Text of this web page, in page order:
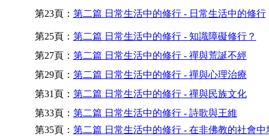
第23頁： 第二篇 日常生活中的修行 - 日常生活中的修行
第25頁： 第二篇 日常生活中的修行 - 知識障礙修行？
第27頁： 第二篇 日常生活中的修行 - 禪與荒誕不經
第29頁： 第二篇 日常生活中的修行 - 禪與心理治療
第31頁： 第二篇 日常生活中的修行 - 禪與民族文化
第33頁： 第二篇 日常生活中的修行 - 詩歌與王維
第35頁： 第二篇 日常生活中的修行 - 在非佛教的社會中